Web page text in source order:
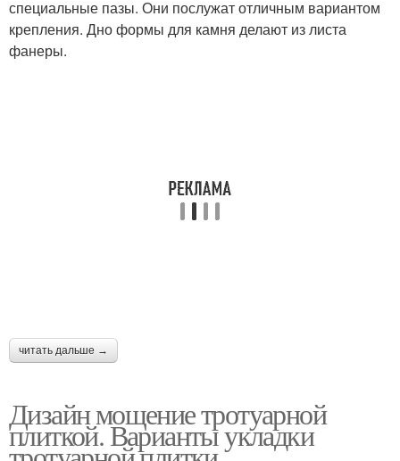
специальные пазы. Они послужат отличным вариантом
крепления. Дно формы для камня делают из листа
фанеры.
читать дальше →
Дизайн мощение тротуарной
плиткой. Варианты укладки